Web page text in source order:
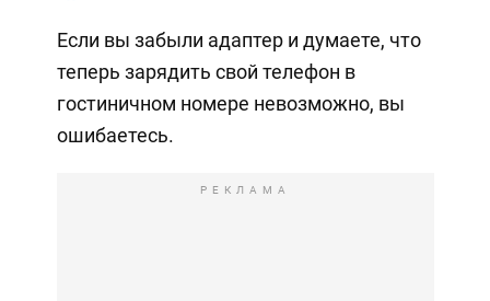
Если вы забыли адаптер и думаете, что
теперь зарядить свой телефон в
гостиничном номере невозможно, вы
ошибаетесь.
РЕКЛАМА